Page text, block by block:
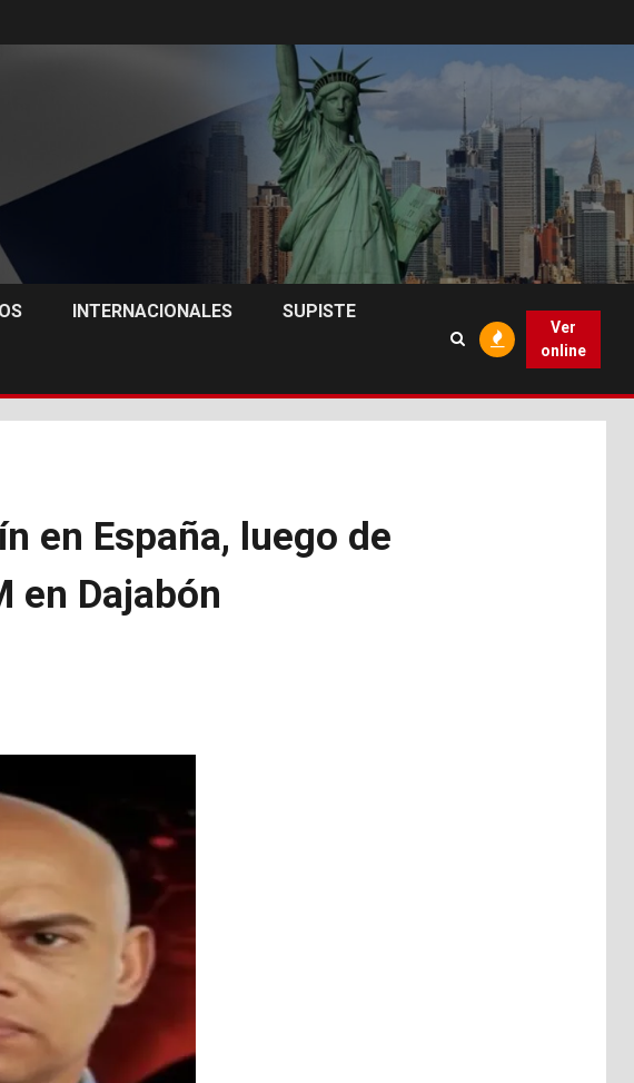
INTERNACIONALES SUPISTE
Ver
online
en España, luego de
en Dajabón